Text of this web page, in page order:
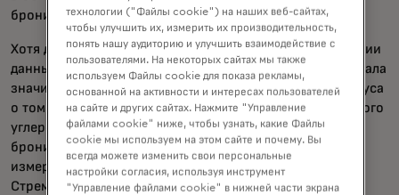
бронирования.
Хотя достигнут значительный прогресс в стандартизации
данных о выбросах полётов, гостиничная индустрия стала
значительно сложнее. Пока нет однозначного консенсуса
о том, что этот отель имеет эквивалент этого конкретного
углеродного следа. Вместо этого онлайн-платформа
бронирования путешествий может использовать одно
измерение, а крупная гостиничная сеть — другое.
Стремление к стандартизации во всей туристической
технологии ("Файлы cookie") на наших веб-сайтах,
чтобы улучшить их, измерить их производительность,
понять нашу аудиторию и улучшить взаимодействие с
пользователями. На некоторых сайтах мы также
используем Файлы cookie для показа рекламы,
основанной на активности и интересах пользователей
на сайте и других сайтах. Нажмите "Управление
файлами cookie" ниже, чтобы узнать, какие Файлы
cookie мы используем на этом сайте и почему. Вы
всегда можете изменить свои персональные
настройки согласия, используя инструмент
"Управление файлами cookie" в нижней части экрана